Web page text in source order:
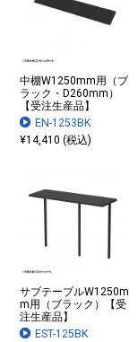
中棚W1250mm用（ブ
ラック・D260mm）
【受注生産品】
EN-1253BK
¥14,410 (税込)
サブテーブルW1250m
m用（ブラック）【受
注生産品】
EST-125BK